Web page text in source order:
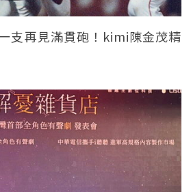
支再見滿貫砲！kimi陳金茂精